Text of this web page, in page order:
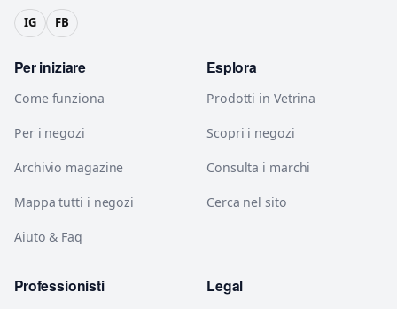
IG FB
Per iniziare
Come funziona
Per i negozi
Archivio magazine
Mappa tutti i negozi
Aiuto & Faq
Esplora
Prodotti in Vetrina
Scopri i negozi
Consulta i marchi
Cerca nel sito
Professionisti Legal